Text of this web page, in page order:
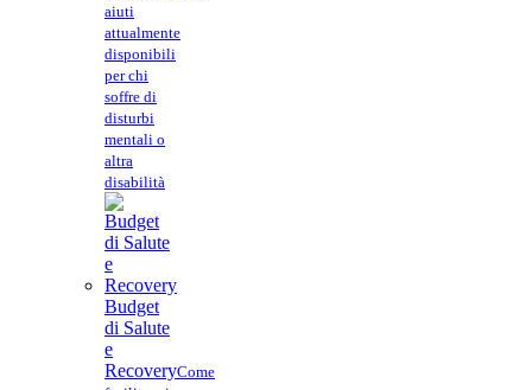
aiuti
attualmente
disponibili
per chi
soffre di
disturbi
mentali o
altra
disabilità
Budget
di Salute
e
RecoveryCome